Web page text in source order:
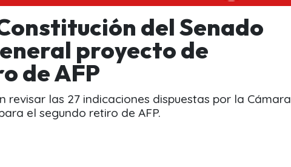
del Senado
proyecto de
de AFP
revisar las 27 indicaciones dispuestas por la Cámara
el segundo retiro de AFP.